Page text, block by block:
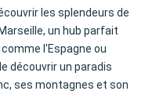
les splendeurs de
un hub parfait
l'Espagne ou
découvrir un paradis
ses montagnes et son